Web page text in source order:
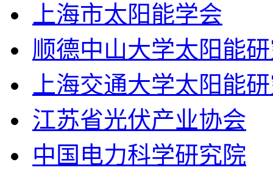
上海市太阳能学会
顺德中山大学太阳能
上海交通大学太阳能
江苏省光伏产业协会
中国电力科学研究院